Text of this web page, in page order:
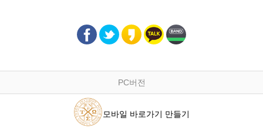
PC버전
모바일 바로가기 만들기